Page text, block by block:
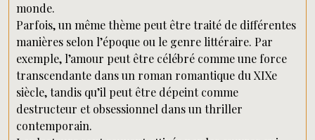
monde.
Parfois, un même thème peut être traité de différentes
manières selon l’époque ou le genre littéraire. Par
exemple, l’amour peut être célébré comme une force
transcendante dans un roman romantique du XIXe
siècle, tandis qu’il peut être dépeint comme
destructeur et obsessionnel dans un thriller
contemporain.